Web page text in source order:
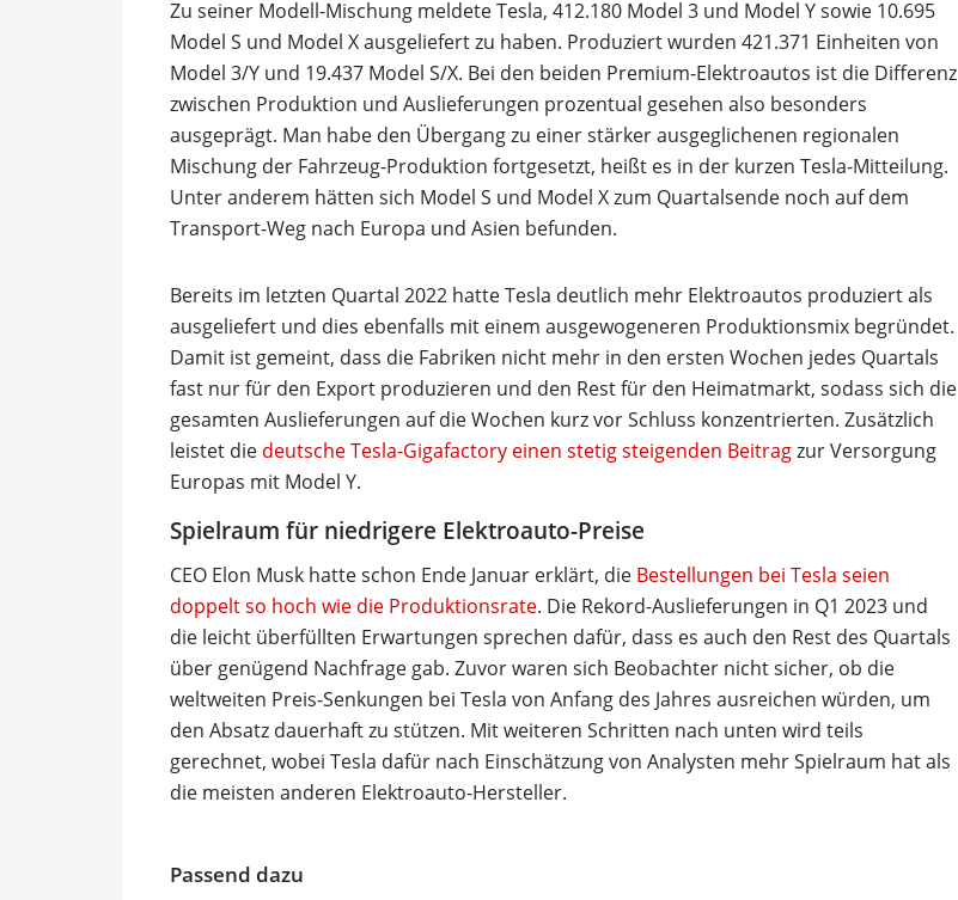
Zu seiner Modell-Mischung meldete Tesla, 412.180 Model 3 und Model Y sowie 10.695
Model S und Model X ausgeliefert zu haben. Produziert wurden 421.371 Einheiten von
Model 3/Y und 19.437 Model S/X. Bei den beiden Premium-Elektroautos ist die Differenz
zwischen Produktion und Auslieferungen prozentual gesehen also besonders
ausgeprägt. Man habe den Übergang zu einer stärker ausgeglichenen regionalen
Mischung der Fahrzeug-Produktion fortgesetzt, heißt es in der kurzen Tesla-Mitteilung.
Unter anderem hätten sich Model S und Model X zum Quartalsende noch auf dem
Transport-Weg nach Europa und Asien befunden.
Bereits im letzten Quartal 2022 hatte Tesla deutlich mehr Elektroautos produziert als
ausgeliefert und dies ebenfalls mit einem ausgewogeneren Produktionsmix begründet.
Damit ist gemeint, dass die Fabriken nicht mehr in den ersten Wochen jedes Quartals
fast nur für den Export produzieren und den Rest für den Heimatmarkt, sodass sich die
gesamten Auslieferungen auf die Wochen kurz vor Schluss konzentrierten. Zusätzlich
leistet die deutsche Tesla-Gigafactory einen stetig steigenden Beitragzur Versorgung
Europas mit Model Y.
Spielraum für niedrigere Elektroauto-Preise
CEO Elon Musk hatte schon Ende Januar erklärt, die Bestellungen bei Tesla seien
doppelt so hoch wie die Produktionsrate. Die Rekord-Auslieferungen in Q1 2023 und
die leicht überfüllten Erwartungen sprechen dafür, dass es auch den Rest des Quartals
über genügend Nachfrage gab. Zuvor waren sich Beobachter nicht sicher, ob die
weltweiten Preis-Senkungen bei Tesla von Anfang des Jahres ausreichen würden, um
den Absatz dauerhaft zu stützen. Mit weiteren Schritten nach unten wird teils
gerechnet, wobei Tesla dafür nach Einschätzung von Analysten mehr Spielraum hat als
die meisten anderen Elektroauto-Hersteller.
Passend dazu